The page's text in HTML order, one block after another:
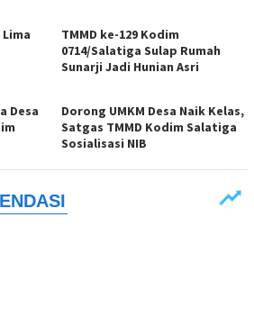
TMMD ke-129 Kodim
0714/Salatiga Sulap Rumah
Sunarji Jadi Hunian Asri
Desa
Dorong UMKM Desa Naik Kelas,
Satgas TMMD Kodim Salatiga
Sosialisasi NIB